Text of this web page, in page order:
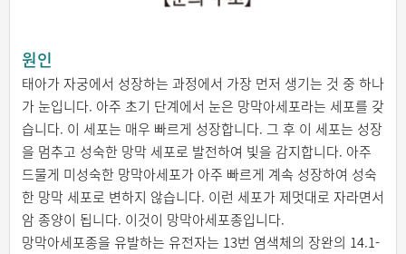
원인
태아가 자궁에서 성장하는 과정에서 가장 먼저 생기는 것 중 하나
가 눈입니다. 아주 초기 단계에서 눈은 망막아세포라는 세포를 갖
습니다. 이 세포는 매우 빠르게 성장합니다. 그 후 이 세포는 성장
을 멈추고 성숙한 망막 세포로 발전하여 빛을 감지합니다. 아주
드물게 미성숙한 망막아세포가 아주 빠르게 계속 성장하여 성숙
한 망막 세포로 변하지 않습니다. 이런 세포가 제멋대로 자라면서
암 종양이 됩니다. 이것이 망막아세포종입니다.
망막아세포종을 유발하는 유전자는 13번 염색체의 장완의 14.1-